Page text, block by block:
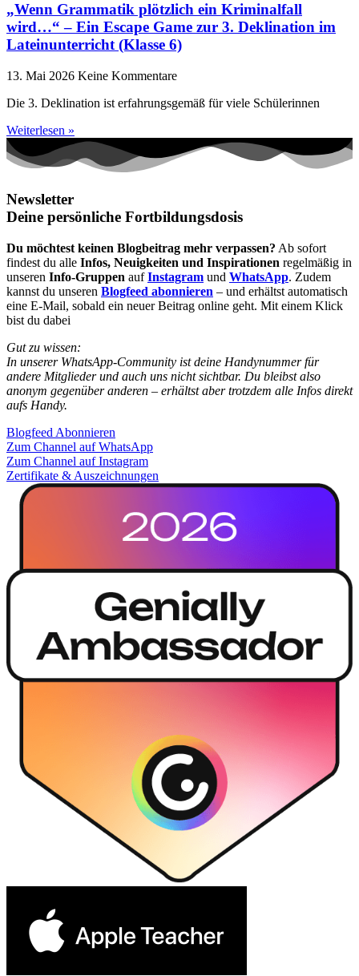
„Wenn Grammatik plötzlich ein Kriminalfall
wird…“ – Ein Escape Game zur 3. Deklination im
Lateinunterricht (Klasse 6)
13. Mai 2026 Keine Kommentare
Die 3. Deklination ist erfahrungsgemäß für viele Schülerinnen
Weiterlesen »
Newsletter
Deine persönliche Fortbildungsdosis
Du möchtest keinen Blogbeitrag mehr verpassen? Ab sofort
findest du alle Infos, Neuigkeiten und Inspirationen regelmäßig in
unseren Info-Gruppen aufInstagram und WhatsApp. Zudem
kannst du unseren Blogfeed abonnieren – und erhältst automatisch
eine E-Mail, sobald ein neuer Beitrag online geht. Mit einem Klick
bist du dabei
Gut zu wissen:
In unserer WhatsApp-Community ist deine Handynummer für
andere Mitglieder und auch uns nicht sichtbar. Du bleibst also
anonym gegenüber anderen – erhältst aber trotzdem alle Infos direkt
aufs Handy.
Blogfeed Abonnieren
Zum Channel auf WhatsApp
Zum Channel auf Instagram
Zertifikate & Auszeichnungen